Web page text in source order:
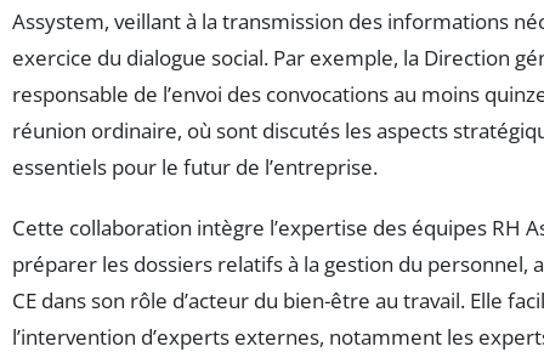
Assystem, veillant à la transmission des informations
exercice du dialogue social. Par exemple, la Direction
responsable de l’envoi des convocations au moins
réunion ordinaire, où sont discutés les aspects
essentiels pour le futur de l’entreprise.
Cette collaboration intègre l’expertise des équipes RH
préparer les dossiers relatifs à la gestion du personnel,
CE dans son rôle d’acteur du bien-être au travail. Elle
l’intervention d’experts externes, notamment les